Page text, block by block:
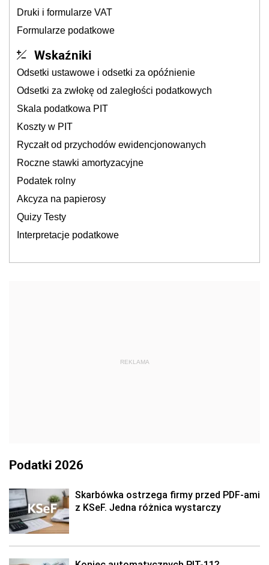
Druki i formularze VAT
Formularze podatkowe
Wskaźniki
Odsetki ustawowe i odsetki za opóźnienie
Odsetki za zwłokę od zaległości podatkowych
Skala podatkowa PIT
Koszty w PIT
Ryczałt od przychodów ewidencjonowanych
Roczne stawki amortyzacyjne
Podatek rolny
Akcyza na papierosy
Quizy Testy
Interpretacje podatkowe
REKLAMA
Podatki 2026
Skarbówka ostrzega firmy przed PDF-ami
z KSeF. Jedna różnica wystarczy